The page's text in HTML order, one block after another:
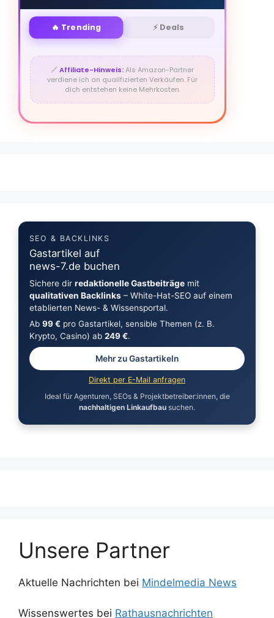
🔥 Trending ⚡ Deals
🔗Affiliate-Hinweis:Als Amazon-Partner
verdiene ich an qualifizierten Verkäufen. Für
dich entstehen keine Mehrkosten.
SEO & BACKLINKS
Gastartikel auf
news-7.de buchen
Sichere dir redaktionelle Gastbeiträgemit
qualitativen Backlinks– White-Hat-SEO auf einem
etablierten News- & Wissensportal.
Ab 99 €pro Gastartikel, sensible Themen (z. B.
Krypto, Casino) ab 249 €.
Mehr zu Gastartikeln
Direkt per E-Mail anfragen
Ideal für Agenturen, SEOs & Projektbetreiber:innen, die
nachhaltigen Linkaufbau suchen.
Unsere Partner
Aktuelle Nachrichten bei Mindelmedia News
Wissenswertes bei Rathausnachrichten